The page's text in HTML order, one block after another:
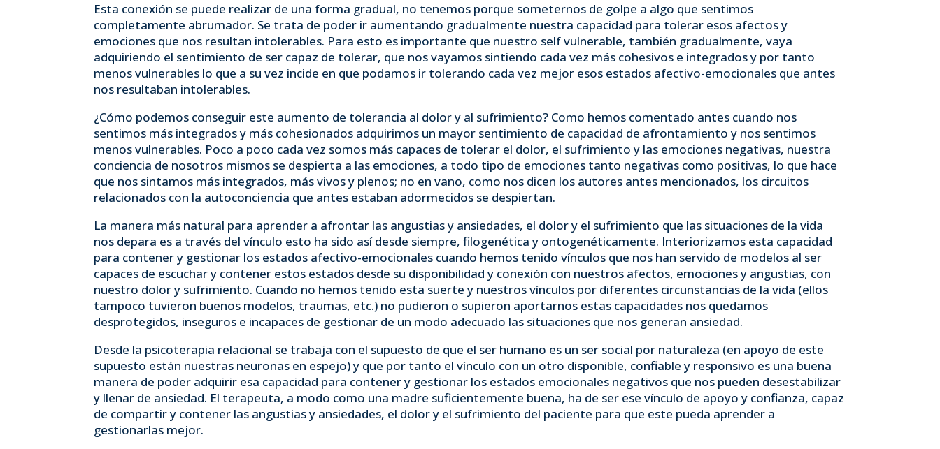
Esta conexión se puede realizar de una forma gradual, no tenemos porque someternos de golpe a algo que sentimos
completamente abrumador. Se trata de poder ir aumentando gradualmente nuestra capacidad para tolerar esos afectos y
emociones que nos resultan intolerables. Para esto es importante que nuestro self vulnerable, también gradualmente, vaya
adquiriendo el sentimiento de ser capaz de tolerar, que nos vayamos sintiendo cada vez más cohesivos e integrados y por tanto
menos vulnerables lo que a su vez incide en que podamos ir tolerando cada vez mejor esos estados afectivo-emocionales que antes
nos resultaban intolerables.
¿Cómo podemos conseguir este aumento de tolerancia al dolor y al sufrimiento? Como hemos comentado antes cuando nos
sentimos más integrados y más cohesionados adquirimos un mayor sentimiento de capacidad de afrontamiento y nos sentimos
menos vulnerables. Poco a poco cada vez somos más capaces de tolerar el dolor, el sufrimiento y las emociones negativas, nuestra
conciencia de nosotros mismos se despierta a las emociones, a todo tipo de emociones tanto negativas como positivas, lo que hace
que nos sintamos más integrados, más vivos y plenos; no en vano, como nos dicen los autores antes mencionados, los circuitos
relacionados con la autoconciencia que antes estaban adormecidos se despiertan.
La manera más natural para aprender a afrontar las angustias y ansiedades, el dolor y el sufrimiento que las situaciones de la vida
nos depara es a través del vínculo esto ha sido así desde siempre, filogenética y ontogenéticamente. Interiorizamos esta capacidad
para contener y gestionar los estados afectivo-emocionales cuando hemos tenido vínculos que nos han servido de modelos al ser
capaces de escuchar y contener estos estados desde su disponibilidad y conexión con nuestros afectos, emociones y angustias, con
nuestro dolor y sufrimiento. Cuando no hemos tenido esta suerte y nuestros vínculos por diferentes circunstancias de la vida (ellos
tampoco tuvieron buenos modelos, traumas, etc.) no pudieron o supieron aportarnos estas capacidades nos quedamos
desprotegidos, inseguros e incapaces de gestionar de un modo adecuado las situaciones que nos generan ansiedad.
Desde la psicoterapia relacional se trabaja con el supuesto de que el ser humano es un ser social por naturaleza (en apoyo de este
supuesto están nuestras neuronas en espejo) y que por tanto el vínculo con un otro disponible, confiable y responsivo es una buena
manera de poder adquirir esa capacidad para contener y gestionar los estados emocionales negativos que nos pueden desestabilizar
y llenar de ansiedad. El terapeuta, a modo como una madre suficientemente buena, ha de ser ese vínculo de apoyo y confianza, capaz
de compartir y contener las angustias y ansiedades, el dolor y el sufrimiento del paciente para que este pueda aprender a
gestionarlas mejor.